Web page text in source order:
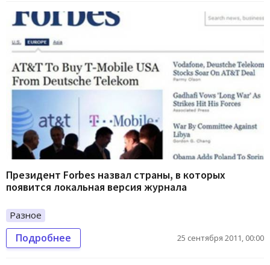
Президент Forbes назвал страны, в которых
появится локальная версия журнала
Разное
Подробнее 25 сентября 2011, 00:00